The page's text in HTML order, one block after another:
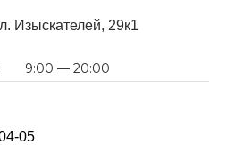
Изыскателей, 29к1
9:00 — 20:00
05